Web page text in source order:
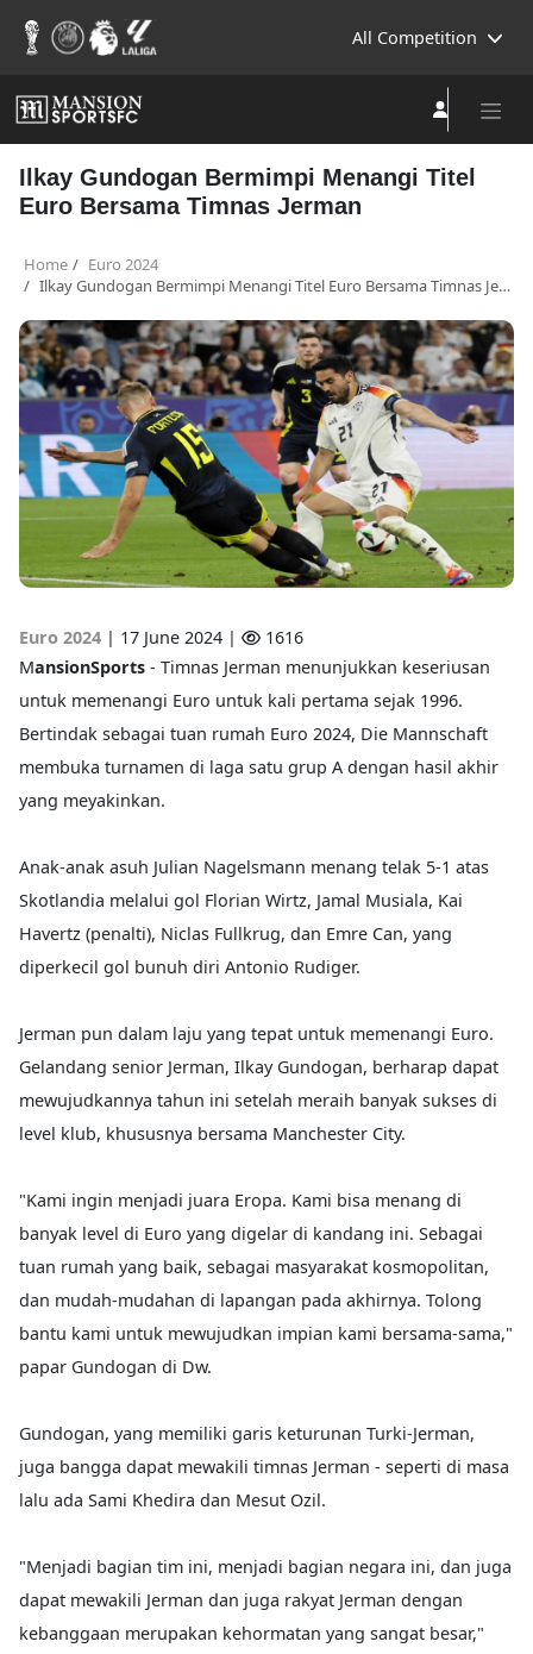
All Competition
Ilkay Gundogan Bermimpi Menangi Titel
Euro Bersama Timnas Jerman
Home
Euro 2024
Ilkay Gundogan Bermimpi Menangi Titel Euro Bersama Timnas Jerman
Euro 2024 | 17 June 2024 |
1616
MansionSports - Timnas Jerman menunjukkan keseriusan
untuk memenangi Euro untuk kali pertama sejak 1996.
Bertindak sebagai tuan rumah Euro 2024, Die Mannschaft
membuka turnamen di laga satu grup A dengan hasil akhir
yang meyakinkan.
Anak-anak asuh Julian Nagelsmann menang telak 5-1 atas
Skotlandia melalui gol Florian Wirtz, Jamal Musiala, Kai
Havertz (penalti), Niclas Fullkrug, dan Emre Can, yang
diperkecil gol bunuh diri Antonio Rudiger.
Jerman pun dalam laju yang tepat untuk memenangi Euro.
Gelandang senior Jerman, Ilkay Gundogan, berharap dapat
mewujudkannya tahun ini setelah meraih banyak sukses di
level klub, khususnya bersama Manchester City.
"Kami ingin menjadi juara Eropa. Kami bisa menang di
banyak level di Euro yang digelar di kandang ini. Sebagai
tuan rumah yang baik, sebagai masyarakat kosmopolitan,
dan mudah-mudahan di lapangan pada akhirnya. Tolong
bantu kami untuk mewujudkan impian kami bersama-sama,"
papar Gundogan di Dw.
Gundogan, yang memiliki garis keturunan Turki-Jerman,
juga bangga dapat mewakili timnas Jerman - seperti di masa
lalu ada Sami Khedira dan Mesut Ozil.
"Menjadi bagian tim ini, menjadi bagian negara ini, dan juga
dapat mewakili Jerman dan juga rakyat Jerman dengan
kebanggaan merupakan kehormatan yang sangat besar,"